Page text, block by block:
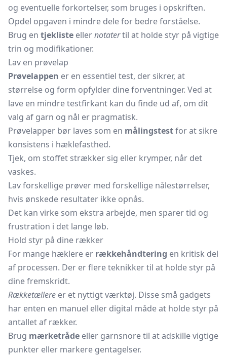
og eventuelle forkortelser, som bruges i opskriften.
Opdel opgaven i mindre dele for bedre forståelse.
Brug en tjekliste ellernotatertil at holde styr på vigtige
trin og modifikationer.
Lav en prøvelap
Prøvelappen er en essentiel test, der sikrer, at
størrelse og form opfylder dine forventninger. Ved at
lave en mindre testfirkant kan du finde ud af, om dit
valg af garn og nål er pragmatisk.
Prøvelapper bør laves som en målingstestfor at sikre
konsistens i hæklefasthed.
Tjek, om stoffet strækker sig eller krymper, når det
vaskes.
Lav forskellige prøver med forskellige nålestørrelser,
hvis ønskede resultater ikke opnås.
Det kan virke som ekstra arbejde, men sparer tid og
frustration i det lange løb.
Hold styr på dine rækker
For mange hæklere er rækkehåndtering en kritisk del
af processen. Der er flere teknikker til at holde styr på
dine fremskridt.
Rækketællere er et nyttigt værktøj. Disse små gadgets
har enten en manuel eller digital måde at holde styr på
antallet af rækker.
Brug mærketråde eller garnsnore til at adskille vigtige
punkter eller markere gentagelser.